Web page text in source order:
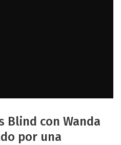
Blind con Wanda
por una